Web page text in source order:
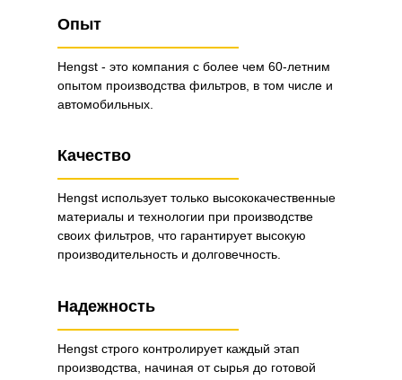
Опыт
Hengst - это компания с более чем 60-летним
опытом производства фильтров, в том числе и
автомобильных.
Качество
Надежность
Hengst использует только высококачественные
материалы и технологии при производстве
своих фильтров, что гарантирует высокую
производительность и долговечность.
Hengst строго контролирует каждый этап
производства, начиная от сырья до готовой